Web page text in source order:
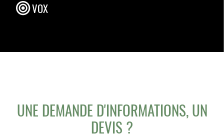
VOX
UNE DEMANDE D'INFORMATIONS, UN
DEVIS ?